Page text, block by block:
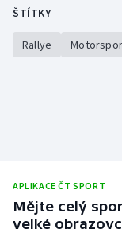
Rychlostní
Short track
ŠTÍTKY
Rallye
APLIKACE ČT SPORT
Mějte celý
velké